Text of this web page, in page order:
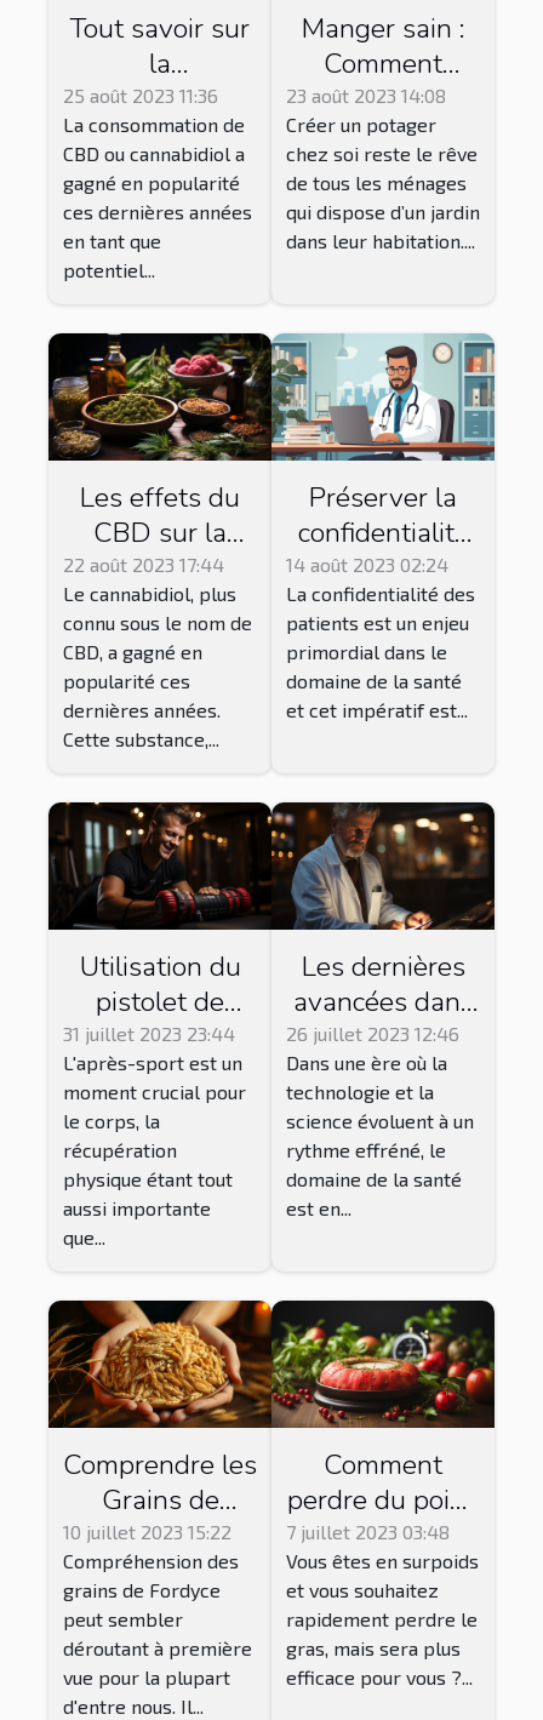
Tout savoir sur
la
consommation
du CBD
25 août 2023 11:36
La consommation de
CBD ou cannabidiol a
gagné en popularité
ces dernières années
en tant que
potentiel...
Manger sain :
Comment
réussir le
jardinage
Vegan pour
une récolte
abondante ?
23 août 2023 14:08
Créer un potager
chez soi reste le rêve
de tous les ménages
qui dispose d’un jardin
dans leur habitation....
Les effets du
CBD sur la
santé : ce que
dit la science
22 août 2023 17:44
Le cannabidiol, plus
connu sous le nom de
CBD, a gagné en
popularité ces
dernières années.
Cette substance,...
Préserver la
confidentialité
des patients
dans un
système de
télésecrétariat
14 août 2023 02:24
La confidentialité des
patients est un enjeu
primordial dans le
domaine de la santé
et cet impératif est...
Utilisation du
pistolet de
massage pour
la récupération
après le sport
31 juillet 2023 23:44
L'après-sport est un
moment crucial pour
le corps, la
récupération
physique étant tout
aussi importante
que...
Les dernières
avancées dans
le domaine de
la santé
26 juillet 2023 12:46
Dans une ère où la
technologie et la
science évoluent à un
rythme effréné, le
domaine de la santé
est en...
Comprendre les
Grains de
Fordyce:
Causes,
Symptômes et
Options de
Traitement
10 juillet 2023 15:22
Compréhension des
grains de Fordyce
peut sembler
déroutant à première
vue pour la plupart
d'entre nous. Il...
Comment
perdre du poids
rapidement ?
7 juillet 2023 03:48
Vous êtes en surpoids
et vous souhaitez
rapidement perdre le
gras, mais sera plus
efficace pour vous ?...